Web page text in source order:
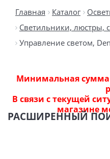
Главная Каталог
Светильники, люстры,
Управление светом,
Минимальная сумма
В связи с текущей
магазине
РАСШИРЕННЫЙ